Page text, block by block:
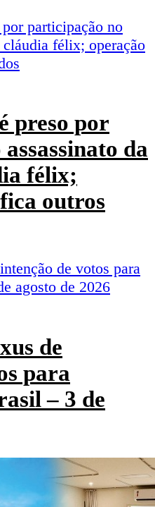
preso por
da
félix;
outros
de
para
– 3 de